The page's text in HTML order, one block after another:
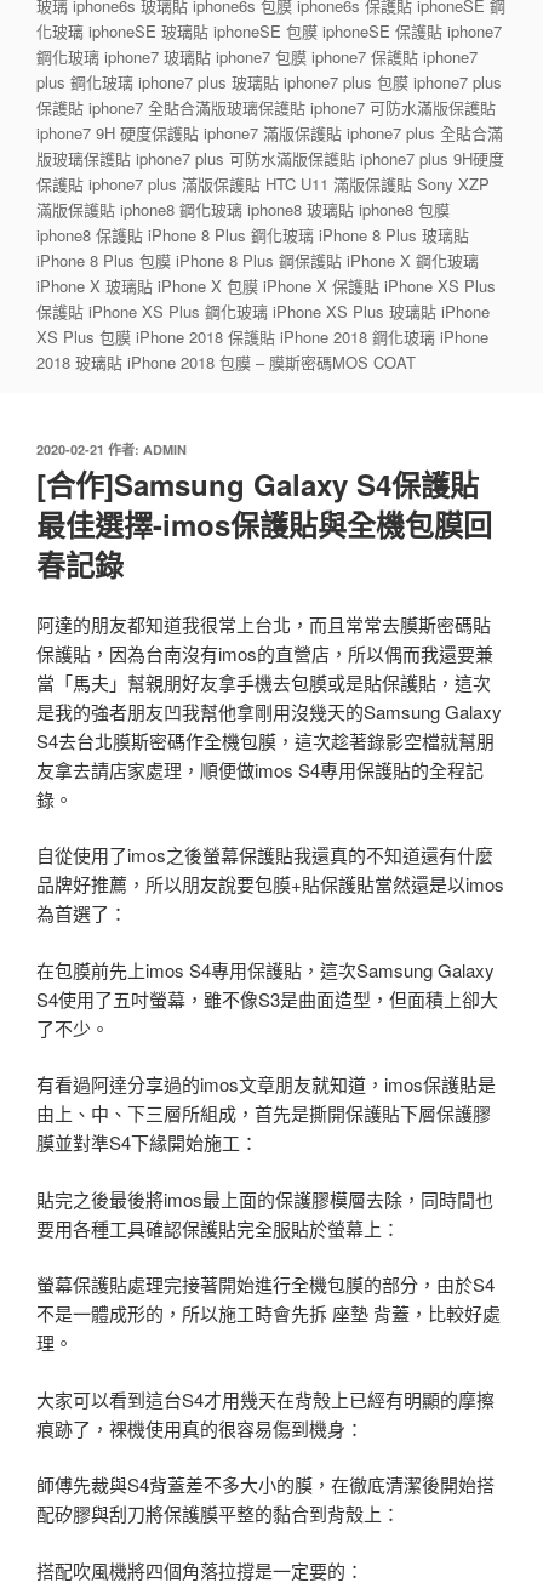
玻璃 iphone6s 玻璃貼 iphone6s 包膜 iphone6s 保護貼 iphoneSE 鋼
化玻璃 iphoneSE 玻璃貼 iphoneSE 包膜 iphoneSE 保護貼 iphone7
鋼化玻璃 iphone7 玻璃貼 iphone7 包膜 iphone7 保護貼 iphone7
plus 鋼化玻璃 iphone7 plus 玻璃貼 iphone7 plus 包膜 iphone7 plus
保護貼 iphone7 全貼合滿版玻璃保護貼 iphone7 可防水滿版保護貼
iphone7 9H 硬度保護貼 iphone7 滿版保護貼 iphone7 plus 全貼合滿
版玻璃保護貼 iphone7 plus 可防水滿版保護貼 iphone7 plus 9H硬度
保護貼 iphone7 plus 滿版保護貼 HTC U11 滿版保護貼 Sony XZP
滿版保護貼 iphone8 鋼化玻璃 iphone8 玻璃貼 iphone8 包膜
iphone8 保護貼 iPhone 8 Plus 鋼化玻璃 iPhone 8 Plus 玻璃貼
iPhone 8 Plus 包膜 iPhone 8 Plus 鋼保護貼 iPhone X 鋼化玻璃
iPhone X 玻璃貼 iPhone X 包膜 iPhone X 保護貼 iPhone XS Plus
保護貼 iPhone XS Plus 鋼化玻璃 iPhone XS Plus 玻璃貼 iPhone
XS Plus 包膜 iPhone 2018 保護貼 iPhone 2018 鋼化玻璃 iPhone
2018 玻璃貼 iPhone 2018 包膜 – 膜斯密碼MOS COAT
發
2020-02-21 作者: ADMIN
[合作]Samsung Galaxy S4保護貼
最佳選擇-imos保護貼與全機包膜回
春記錄
阿達的朋友都知道我很常上台北，而且常常去膜斯密碼貼
保護貼，因為台南沒有imos的直營店，所以偶而我還要兼
當「馬夫」幫親朋好友拿手機去包膜或是貼保護貼，這次
是我的強者朋友凹我幫他拿剛用沒幾天的Samsung Galaxy
S4去台北膜斯密碼作全機包膜，這次趁著錄影空檔就幫朋
友拿去請店家處理，順便做imos S4專用保護貼的全程記
錄。
自從使用了imos之後螢幕保護貼我還真的不知道還有什麼
品牌好推薦，所以朋友說要包膜+貼保護貼當然還是以imos
為首選了：
在包膜前先上imos S4專用保護貼，這次Samsung Galaxy
S4使用了五吋螢幕，雖不像S3是曲面造型，但面積上卻大
了不少。
有看過阿達分享過的imos文章朋友就知道，imos保護貼是
由上、中、下三層所組成，首先是撕開保護貼下層保護膠
膜並對準S4下緣開始施工：
貼完之後最後將imos最上面的保護膠模層去除，同時間也
要用各種工具確認保護貼完全服貼於螢幕上：
螢幕保護貼處理完接著開始進行全機包膜的部分，由於S4
不是一體成形的，所以施工時會先拆 座墊 背蓋，比較好處
理。
大家可以看到這台S4才用幾天在背殼上已經有明顯的摩擦
痕跡了，裸機使用真的很容易傷到機身：
師傅先裁與S4背蓋差不多大小的膜，在徹底清潔後開始搭
配矽膠與刮刀將保護膜平整的黏合到背殼上：
搭配吹風機將四個角落拉撐是一定要的：